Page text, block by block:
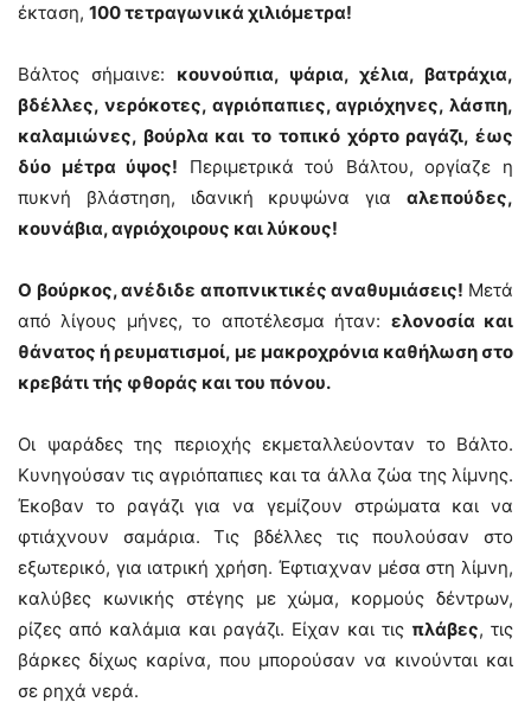
έκταση, 100 τετραγωνικά χιλιόμετρα!
Βάλτος σήμαινε: κουνούπια, ψάρια, χέλια, βατράχια,
βδέλλες, νερόκοτες, αγριόπαπιες, αγριόχηνες, λάσπη,
καλαμιώνες, βούρλα και το τοπικό χόρτο ραγάζι, έως
δύο μέτρα ύψος! Περιμετρικά τού Βάλτου, οργίαζε η
πυκνή βλάστηση, ιδανική κρυψώνα για αλεπούδες,
κουνάβια, αγριόχοιρους και λύκους!
Ο βούρκος, ανέδιδε αποπνικτικές αναθυμιάσεις! Μετά
από λίγους μήνες, το αποτέλεσμα ήταν: ελονοσία και
θάνατος ή ρευματισμοί, με μακροχρόνια καθήλωση στο
κρεβάτι τής φθοράς και του πόνου.
Οι ψαράδες της περιοχής εκμεταλλεύονταν το Βάλτο.
Κυνηγούσαν τις αγριόπαπιες και τα άλλα ζώα της λίμνης.
Έκοβαν το ραγάζι για να γεμίζουν στρώματα και να
φτιάχνουν σαμάρια. Τις βδέλλες τις πουλούσαν στο
εξωτερικό, για ιατρική χρήση. Έφτιαχναν μέσα στη λίμνη,
καλύβες κωνικής στέγης με χώμα, κορμούς δέντρων,
ρίζες από καλάμια και ραγάζι. Είχαν και τις πλάβες, τις
βάρκες δίχως καρίνα, που μπορούσαν να κινούνται και
σε ρηχά νερά.